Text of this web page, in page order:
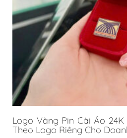
Logo Vàng Pin Cài Áo
Theo Logo Riêng Cho